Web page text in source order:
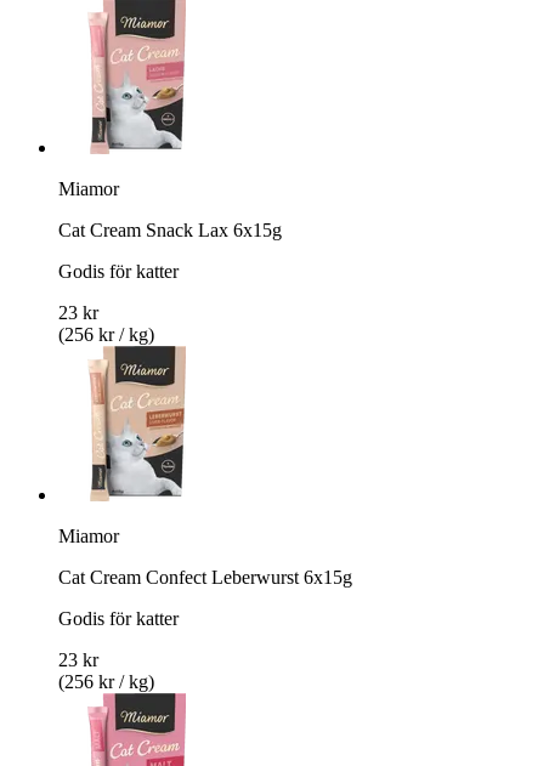
Miamor
Cat Cream Snack Lax 6x15g
Godis för katter
23 kr
(256 kr / kg)
Miamor
Cat Cream Confect Leberwurst 6x15g
Godis för katter
23 kr
(256 kr / kg)